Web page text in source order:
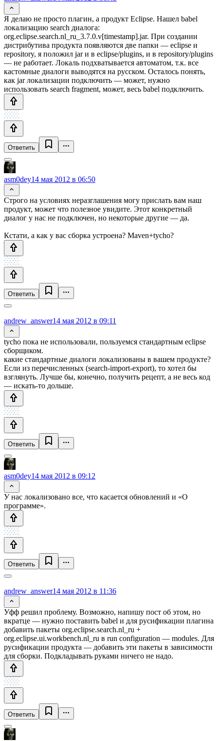
Я делаю не просто плагин, а продукт Eclipse. Нашел babel
локализацию search диалога:
org.eclipse.search.nl_ru_3.7.0.v[timestamp].jar. При создании
дистрибутива продукта появляются две папки — eclipse и
repository, я положил jar и в eclipse/plugins, и в repository/plugins
— не работает. Локаль подхватывается автоматом, т.к. все
кастомные диалоги выводятся на русском. Осталось понять,
как jar локализации подключить — может, нужно
использовать search fragment, может, весь babel подключить.
Ответить
asm0dey14 мая 2012 в 06:50
Строго на условиях неразглашения могу прислать вам наш
продукт, может что полезное увидите. Этот конкретный
диалог у нас не подключен, но некоторые другие — да.
Кстати, а как у вас сборка устроена? Maven+tycho?
Ответить
andrew_answer14 мая 2012 в 09:11
tycho пока не использовали, пользуемся стандартным eclipse
сборщиком.
какие стандартные диалоги локализованы в вашем продукте?
Если из перечисленных (search-import-export), то хотел бы
взглянуть. Лучше бы, конечно, получить рецепт, а не весь код
— искать-то дольше.
Ответить
asm0dey14 мая 2012 в 09:12
У нас локализовано все, что касается обновлений и «О
программе».
Ответить
andrew_answer14 мая 2012 в 11:36
Уфф решил проблему. Возможно, напишу пост об этом, но
вкратце — нужно поставить babel и для русификации плагина
добавить пакеты org.eclipse.search.nl_ru +
org.eclipse.ui.workbench.nl_ru в run configuration — modules. Для
русификации продукта — добавить эти пакеты в зависимости
для сборки. Подкладывать руками ничего не надо.
Ответить